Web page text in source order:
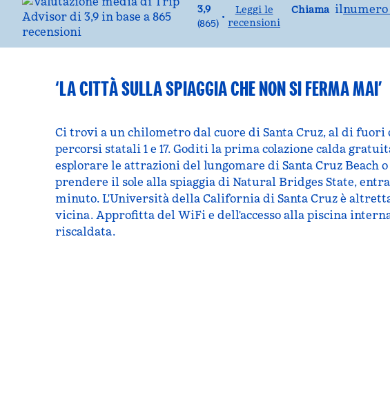
3,9
(865)
•
Leggi le
recensioni
Chiama
Chiama ilnumero
‘LA CITTÀ SULLA SPIAGGIA CHE NON SI FERMA MAI’
Ci trovi a un chilometro dal cuore di Santa Cruz, al di fuori
percorsi statali 1 e 17. Goditi la prima colazione calda
esplorare le attrazioni del lungomare di Santa Cruz Beach
prendere il sole alla spiaggia di Natural Bridges State,
minuto. L'Università della California di Santa Cruz è
vicina. Approfitta del WiFi e dell'accesso alla piscina
riscaldata.